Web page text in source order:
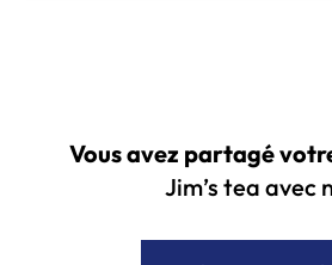
Vous avez partagé
Jim’s tea avec